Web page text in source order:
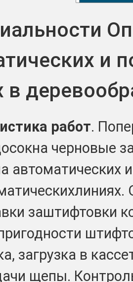
и
в
работ.
черновые
автоматических и
заштифтовки
загрузка в
щепы.